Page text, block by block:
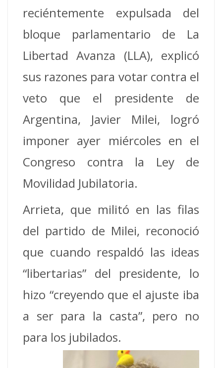
reciéntemente expulsada del
bloque parlamentario de La
Libertad Avanza (LLA), explicó
sus razones para votar contra el
veto que el presidente de
Argentina, Javier Milei, logró
imponer ayer miércoles en el
Congreso contra la Ley de
Movilidad Jubilatoria.
Arrieta, que militó en las filas
del partido de Milei, reconoció
que cuando respaldó las ideas
“libertarias” del presidente, lo
hizo “creyendo que el ajuste iba
a ser para la casta”, pero no
para los jubilados.